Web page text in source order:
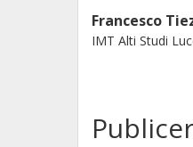
Francesco
IMT Alti Studi